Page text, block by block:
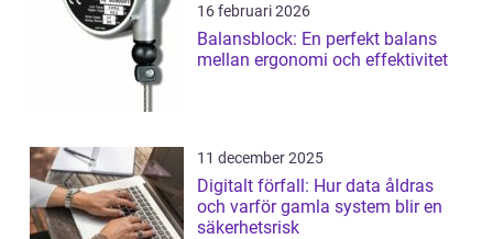
16 februari 2026
Balansblock: En perfekt balans
mellan ergonomi och effektivitet
11 december 2025
Digitalt förfall: Hur data åldras
och varför gamla system blir en
säkerhetsrisk